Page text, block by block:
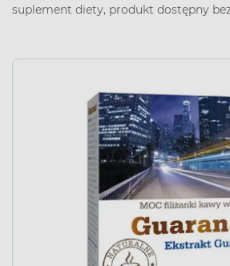
suplement diety, produkt dostępny